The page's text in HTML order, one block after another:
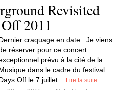
Revisited
2011
craquage en date : Je viens
réserver pour ce concert
prévu à la cité de la
dans le cadre du festival
Off le 7 juillet...
Lire la suite